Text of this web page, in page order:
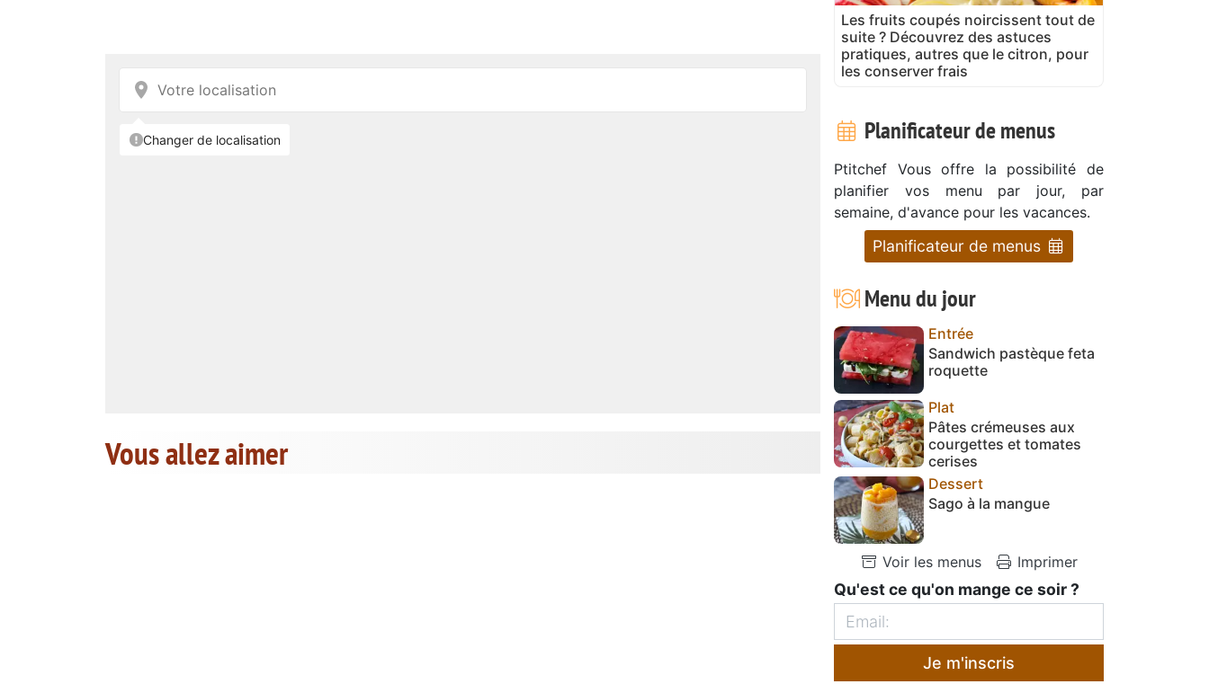
Vous allez aimer
Les fruits coupés noircissent tout de
suite ? Découvrez des astuces
pratiques, autres que le citron, pour
les conserver frais
Planificateur de menus
Ptitchef Vous offre la possibilité de
planifier vos menu par jour, par
semaine, d'avance pour les vacances.
Planificateur de menus
Menu du jour
Entrée
Sandwich pastèque feta
roquette
Plat
Pâtes crémeuses aux
courgettes et tomates
cerises
Dessert
Sago à la mangue
Voir les menus Imprimer
Qu'est ce qu'on mange ce soir ?
Je m'inscris